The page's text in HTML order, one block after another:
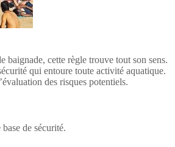
baignade, cette règle trouve tout son sens.
qui entoure toute activité aquatique.
des risques potentiels.
de sécurité.